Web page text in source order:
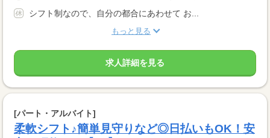
シフト制なので、自分の都合にあわせて お...
もっと見る
求人詳細を見る
[パート・アルバイト]
柔軟シフト♪簡単見守りなど◎日払いもOK！安